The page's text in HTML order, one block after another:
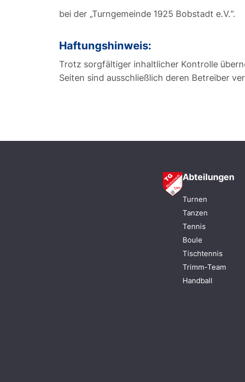
bei der „Turngemeinde 1925 Bobstadt e.V.“.
Haftungshinweis:
Trotz sorgfältiger inhaltlicher Kontrolle
Seiten sind ausschließlich deren Betreiber
Abteilungen
Turnen
Tanzen
Tennis
Boule
Tischtennis
Trimm-Team
Handball